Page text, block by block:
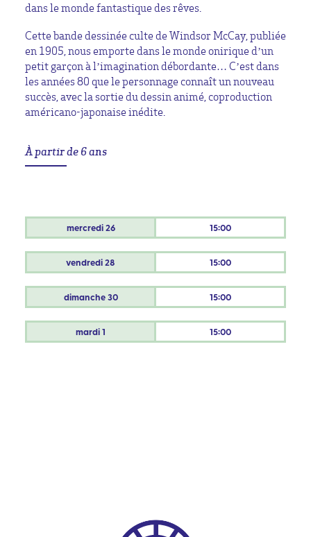
dans le monde fantastique des rêves.
Cette bande dessinée culte de Windsor McCay, publiée
en 1905, nous emporte dans le monde onirique d’un
petit garçon à l’imagination débordante… C’est dans
les années 80 que le personnage connaît un nouveau
succès, avec la sortie du dessin animé, coproduction
américano-japonaise inédite.
À partir de 6 ans
mercredi26 15:00
vendredi28 15:00
dimanche30 15:00
mardi1 15:00